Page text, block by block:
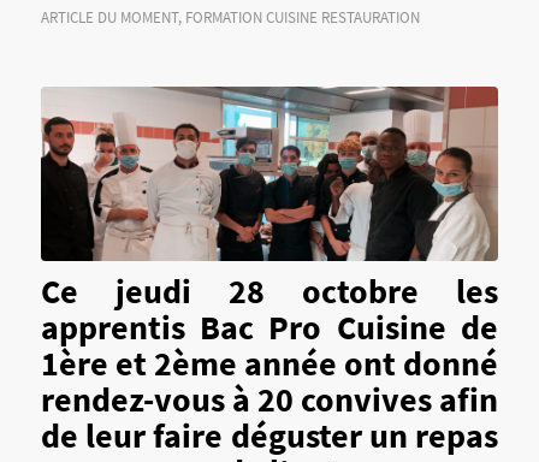
ARTICLE DU MOMENT, FORMATION CUISINE RESTAURATION
Ce jeudi 28 octobre les
apprentis Bac Pro Cuisine de
1ère et 2ème année ont donné
rendez-vous à 20 convives afin
de leur faire déguster un repas